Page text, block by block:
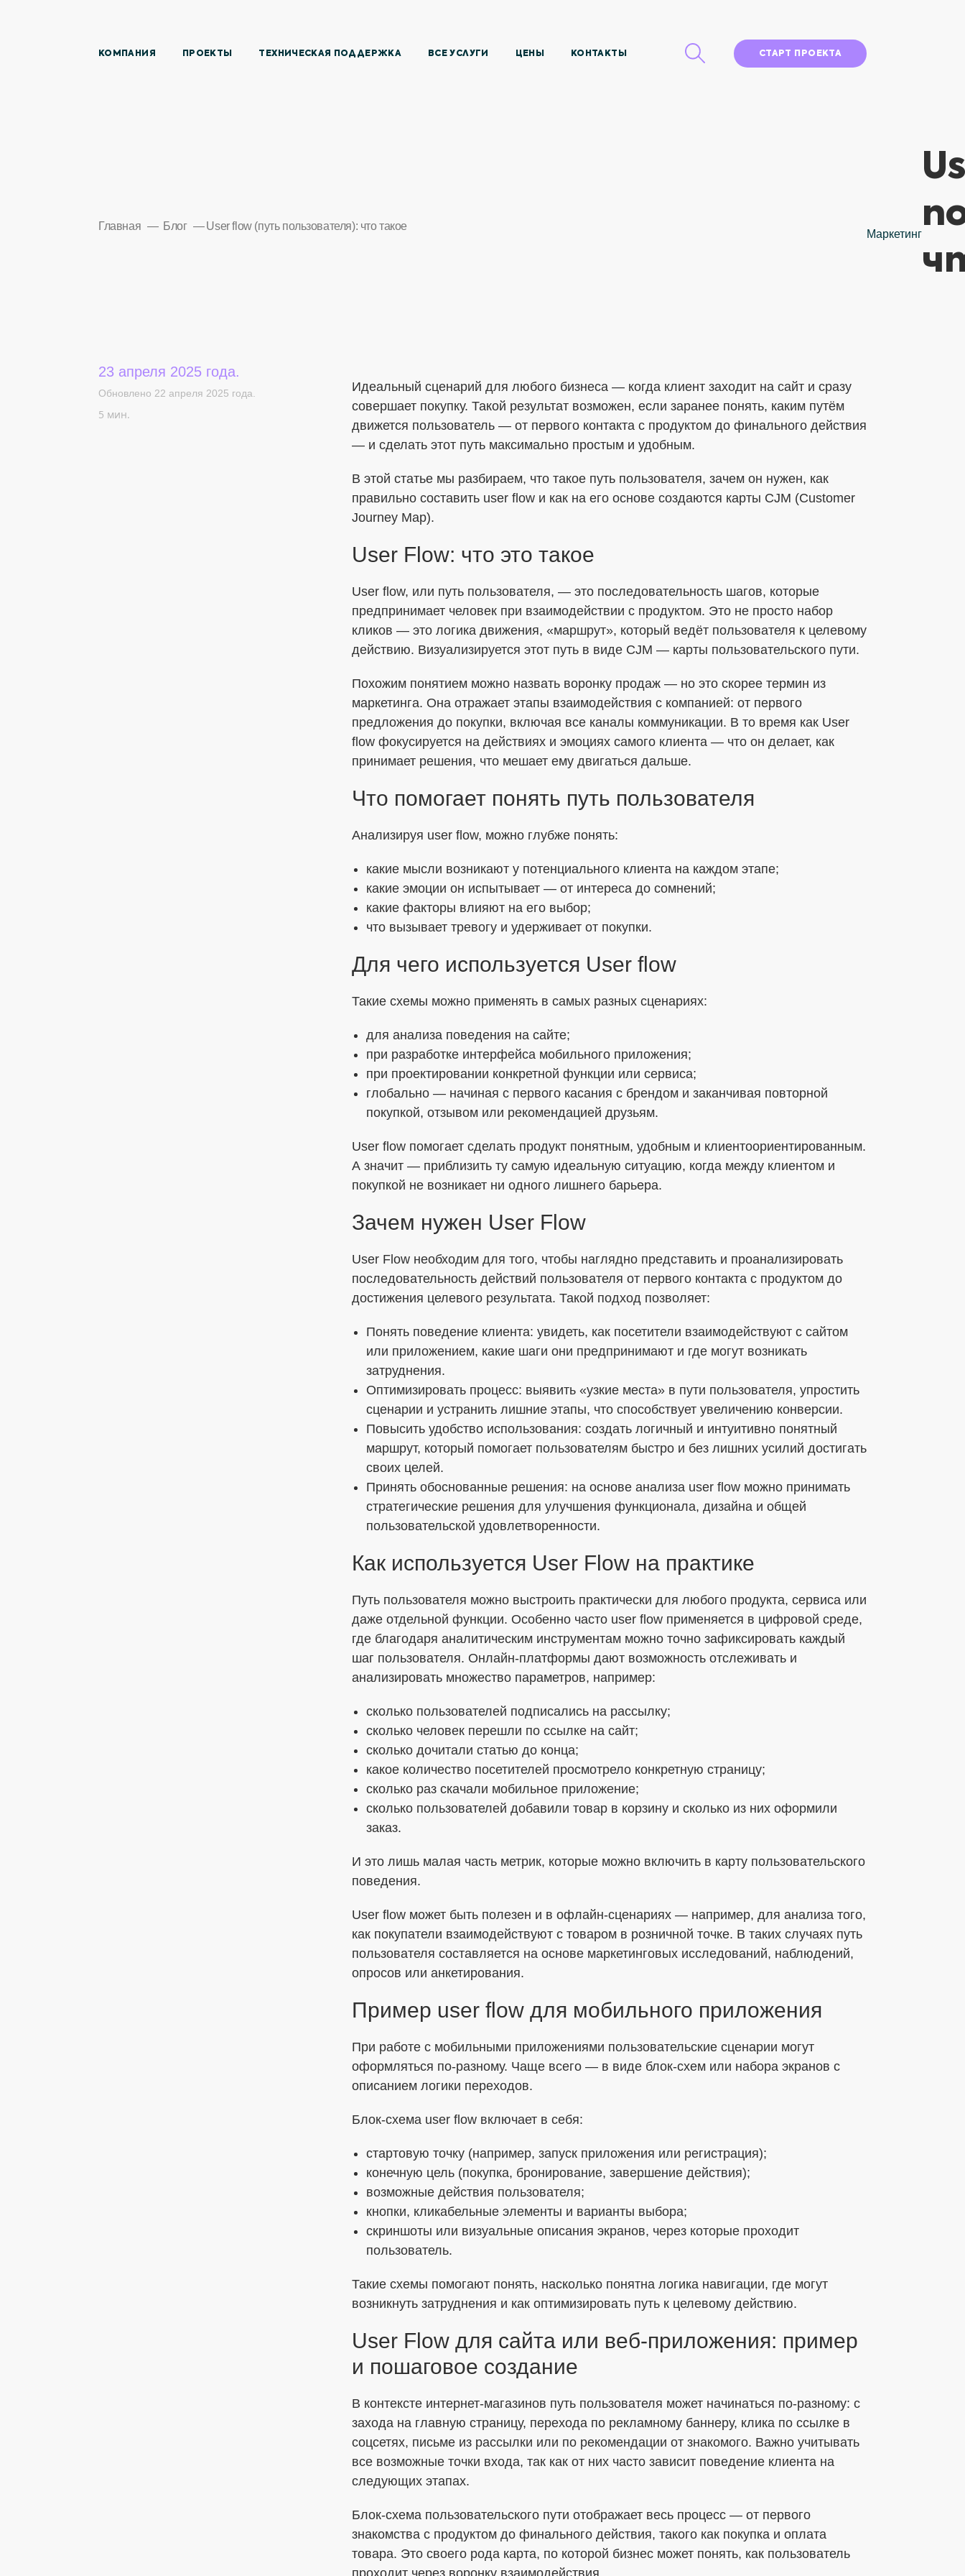
Меня интересует...
ОТПРАВИТЬ
Я согласен сПолитикой в отношении обработки ПДн
ДаюСогласие на обработку персональных данных в соответствии с установленной
формой
КОМПАНИЯ ПРОЕКТЫ ТЕХНИЧЕСКАЯ ПОДДЕРЖКА ВСЕ УСЛУГИ ЦЕНЫ КОНТАКТЫ СТАРТ ПРОЕКТА
Главная Блог User flow (путь пользователя): что такое
Маркетинг
23 апреля 2025 года.
Обновлено 22 апреля 2025 года.
5 мин.
Идеальный сценарий для любого бизнеса — когда клиент заходит на сайт и сразу
совершает покупку. Такой результат возможен, если заранее понять, каким путём
движется пользователь — от первого контакта с продуктом до финального действия
— и сделать этот путь максимально простым и удобным.
В этой статье мы разбираем, что такое путь пользователя, зачем он нужен, как
правильно составить user flow и как на его основе создаются карты CJM (Customer
Journey Map).
User Flow: что это такое
User flow, или путь пользователя, — это последовательность шагов, которые
предпринимает человек при взаимодействии с продуктом. Это не просто набор
кликов — это логика движения, «маршрут», который ведёт пользователя к целевому
действию. Визуализируется этот путь в виде CJM — карты пользовательского пути.
Похожим понятием можно назвать воронку продаж — но это скорее термин из
маркетинга. Она отражает этапы взаимодействия с компанией: от первого
предложения до покупки, включая все каналы коммуникации. В то время как User
flow фокусируется на действиях и эмоциях самого клиента — что он делает, как
принимает решения, что мешает ему двигаться дальше.
Что помогает понять путь пользователя
Анализируя user flow, можно глубже понять:
какие мысли возникают у потенциального клиента на каждом этапе;
какие эмоции он испытывает — от интереса до сомнений;
какие факторы влияют на его выбор;
что вызывает тревогу и удерживает от покупки.
Для чего используется User flow
Такие схемы можно применять в самых разных сценариях:
для анализа поведения на сайте;
при разработке интерфейса мобильного приложения;
при проектировании конкретной функции или сервиса;
глобально — начиная с первого касания с брендом и заканчивая повторной
покупкой, отзывом или рекомендацией друзьям.
User flow помогает сделать продукт понятным, удобным и клиентоориентированным.
А значит — приблизить ту самую идеальную ситуацию, когда между клиентом и
покупкой не возникает ни одного лишнего барьера.
Зачем нужен User Flow
User Flow необходим для того, чтобы наглядно представить и проанализировать
последовательность действий пользователя от первого контакта с продуктом до
достижения целевого результата. Такой подход позволяет:
Понять поведение клиента: увидеть, как посетители взаимодействуют с сайтом
или приложением, какие шаги они предпринимают и где могут возникать
затруднения.
Оптимизировать процесс: выявить «узкие места» в пути пользователя, упростить
сценарии и устранить лишние этапы, что способствует увеличению конверсии.
Повысить удобство использования: создать логичный и интуитивно понятный
маршрут, который помогает пользователям быстро и без лишних усилий достигать
своих целей.
Принять обоснованные решения: на основе анализа user flow можно принимать
стратегические решения для улучшения функционала, дизайна и общей
пользовательской удовлетворенности.
Как используется User Flow на практике
Путь пользователя можно выстроить практически для любого продукта, сервиса или
даже отдельной функции. Особенно часто user flow применяется в цифровой среде,
где благодаря аналитическим инструментам можно точно зафиксировать каждый
шаг пользователя. Онлайн-платформы дают возможность отслеживать и
анализировать множество параметров, например:
сколько пользователей подписались на рассылку;
сколько человек перешли по ссылке на сайт;
сколько дочитали статью до конца;
какое количество посетителей просмотрело конкретную страницу;
сколько раз скачали мобильное приложение;
сколько пользователей добавили товар в корзину и сколько из них оформили
заказ.
И это лишь малая часть метрик, которые можно включить в карту пользовательского
поведения.
User flow может быть полезен и в офлайн-сценариях — например, для анализа того,
как покупатели взаимодействуют с товаром в розничной точке. В таких случаях путь
пользователя составляется на основе маркетинговых исследований, наблюдений,
опросов или анкетирования.
Пример user flow для мобильного приложения
При работе с мобильными приложениями пользовательские сценарии могут
оформляться по-разному. Чаще всего — в виде блок-схем или набора экранов с
описанием логики переходов.
Блок-схема user flow включает в себя:
стартовую точку (например, запуск приложения или регистрация);
конечную цель (покупка, бронирование, завершение действия);
возможные действия пользователя;
кнопки, кликабельные элементы и варианты выбора;
скриншоты или визуальные описания экранов, через которые проходит
пользователь.
Такие схемы помогают понять, насколько понятна логика навигации, где могут
возникнуть затруднения и как оптимизировать путь к целевому действию.
User Flow для сайта или веб-приложения: пример
и пошаговое создание
В контексте интернет-магазинов путь пользователя может начинаться по-разному: с
захода на главную страницу, перехода по рекламному баннеру, клика по ссылке в
соцсетях, письме из рассылки или по рекомендации от знакомого. Важно учитывать
все возможные точки входа, так как от них часто зависит поведение клиента на
следующих этапах.
Блок-схема пользовательского пути отображает весь процесс — от первого
знакомства с продуктом до финального действия, такого как покупка и оплата
товара. Это своего рода карта, по которой бизнес может понять, как пользователь
проходит через воронку взаимодействия.